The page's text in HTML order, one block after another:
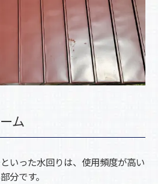
ム
いった水回りは、使用頻度が高い
分です。